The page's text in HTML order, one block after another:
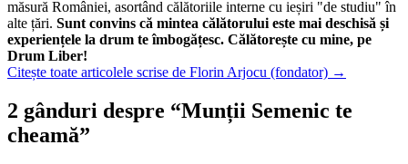
măsură României, asortând călătoriile interne cu ieșiri "de studiu" în
alte țări. Sunt convins că mintea călătorului este mai deschisă și
experiențele la drum te îmbogățesc. Călătorește cu mine, pe
Drum Liber!
Citește toate articolele scrise de Florin Arjocu (fondator) →
2 gânduri despre “Munții Semenic te
cheamă”